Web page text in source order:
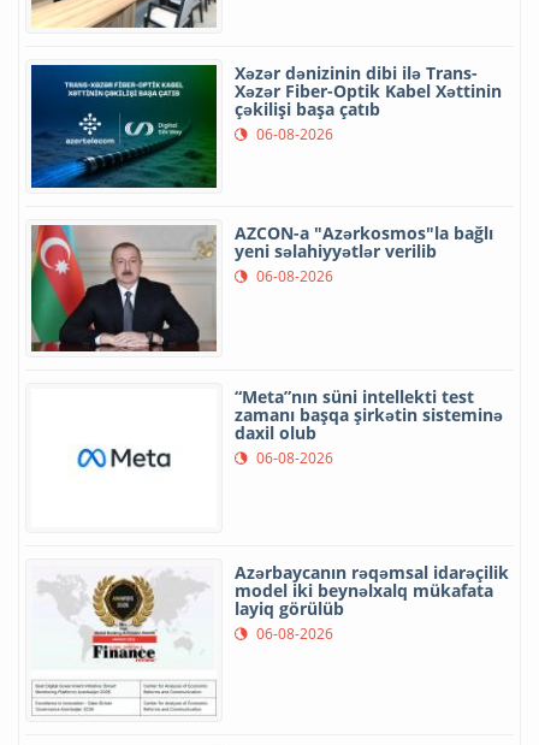
Xəzər dənizinin dibi ilə Trans-
Xəzər Fiber-Optik Kabel Xəttinin
çəkilişi başa çatıb
06-08-2026
AZCON-a "Azərkosmos"la bağlı
yeni səlahiyyətlər verilib
06-08-2026
“Meta”nın süni intellekti test
zamanı başqa şirkətin sisteminə
daxil olub
06-08-2026
Azərbaycanın rəqəmsal idarəçilik
model iki beynəlxalq mükafata
layiq görülüb
06-08-2026